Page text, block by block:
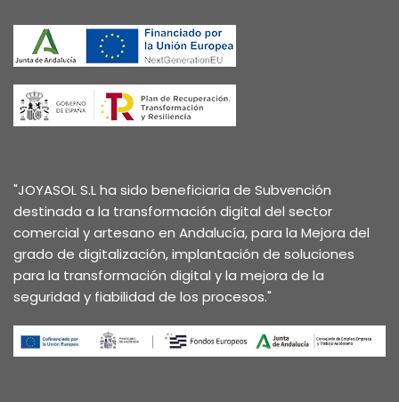
"JOYASOL S.L ha sido beneficiaria de Subvención
destinada a la transformación digital del sector
comercial y artesano en Andalucía, para la Mejora del
grado de digitalización, implantación de soluciones
para la transformación digital y la mejora de la
seguridad y fiabilidad de los procesos."